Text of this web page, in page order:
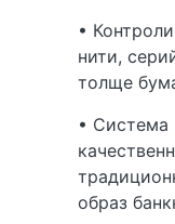
•
нити,
толще
• Cистема
образ